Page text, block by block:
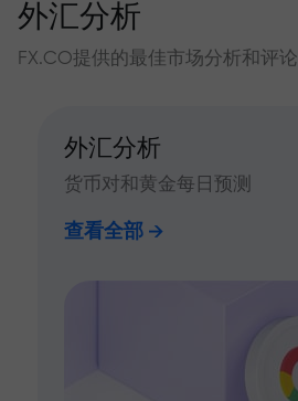
外汇分析
FX.CO提供的最佳市场分析和评论
外汇分析
货币对和黄金每日预测
查看全部